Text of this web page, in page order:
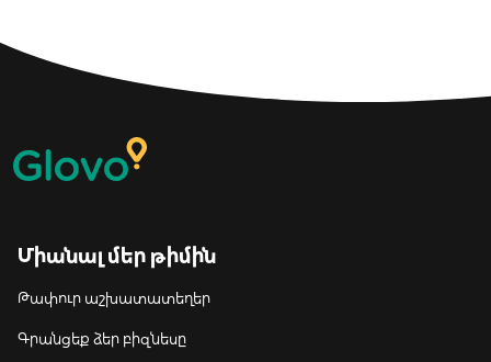
Միանալ մեր թիմին
Թափուր աշխատատեղեր
Գրանցեք ձեր բիզնեսը